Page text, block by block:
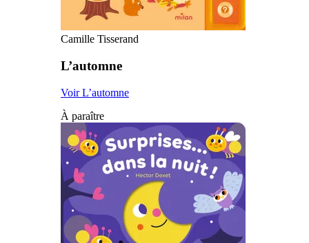
Camille Tisserand
L’automne
Voir L’automne
À paraître